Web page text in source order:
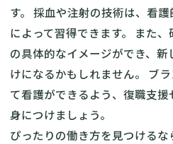
す。 採血や注射の技術は、看
によって習得できます。 また
の具体的なイメージができ、
けになるかもしれません。 ブ
て看護ができるよう、復職支
身につけましょう。
ぴったりの働き方を見つける